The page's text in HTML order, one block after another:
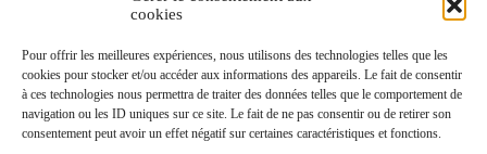
cookies
Pour offrir les meilleures expériences, nous utilisons des technologies telles que les
cookies pour stocker et/ou accéder aux informations des appareils. Le fait de consentir
à ces technologies nous permettra de traiter des données telles que le comportement de
navigation ou les ID uniques sur ce site. Le fait de ne pas consentir ou de retirer son
consentement peut avoir un effet négatif sur certaines caractéristiques et fonctions.
Laisser un commentaire